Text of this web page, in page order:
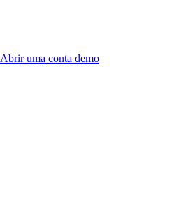
Abrir uma conta demo